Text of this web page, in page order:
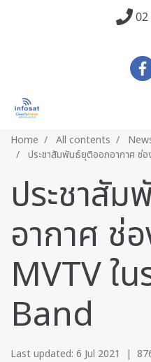
02
Home All contents
ประชาสัมพันธ์ยุติออกอากาศ ช่อ
ประชาสั
อากาศ ช่
MVTV ใ
Band
Last updated: 6 Jul 2021 |